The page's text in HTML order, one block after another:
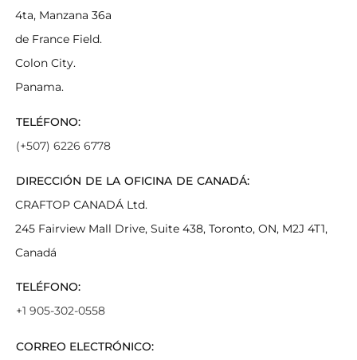
4ta, Manzana 36a
de France Field.
Colon City.
Panama.
TELÉFONO:
(+507) 6226 6778
DIRECCIÓN DE LA OFICINA DE CANADÁ:
CRAFTOP CANADÁ Ltd.
245 Fairview Mall Drive, Suite 438, Toronto, ON, M2J 4T1,
Canadá
TELÉFONO:
+1 905-302-0558
CORREO ELECTRÓNICO: